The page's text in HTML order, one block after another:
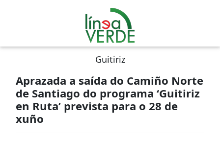
Guitiriz
Aprazada a saída do Camiño Norte
de Santiago do programa ‘Guitiriz
en Ruta’ prevista para o 28 de
xuño